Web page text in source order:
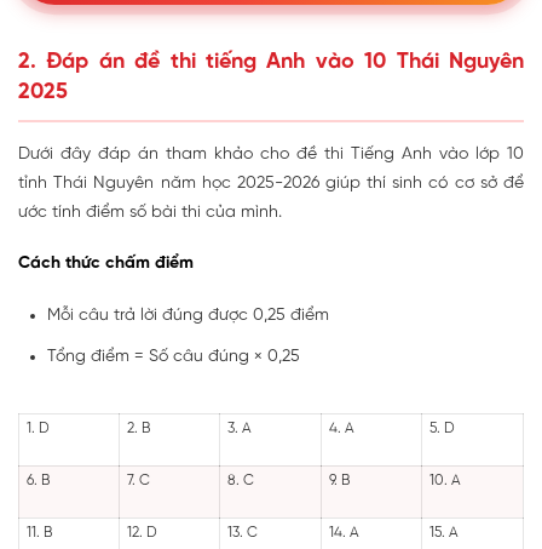
2. Đáp án đề thi tiếng Anh vào 10 Thái Nguyên
2025
Dưới đây đáp án tham khảo cho đề thi Tiếng Anh vào lớp 10
tỉnh Thái Nguyên năm học 2025-2026 giúp thí sinh có cơ sở để
ước tính điểm số bài thi của mình.
Cách thức chấm điểm
Mỗi câu trả lời đúng được 0,25 điểm
Tổng điểm = Số câu đúng × 0,25
1. D 2. B 3. A 4. A 5. D
6. B 7. C 8. C 9. B 10. A
11. B 12. D 13. C 14. A 15. A